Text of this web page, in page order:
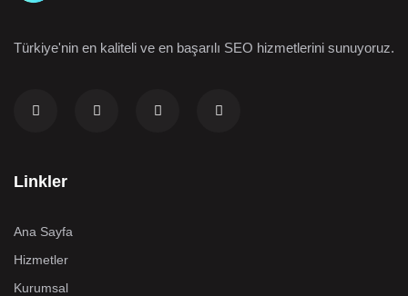
Türkiye'nin en kaliteli ve en başarılı SEO hizmetlerini sunuyoruz.
Linkler
Ana Sayfa
Hizmetler
Kurumsal